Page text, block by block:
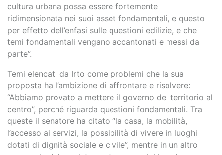
cultura urbana possa essere fortemente
ridimensionata nei suoi asset fondamentali, e questo
per effetto dell’enfasi sulle questioni edilizie, e che
temi fondamentali vengano accantonati e messi da
parte”.
Temi elencati da Irto come problemi che la sua
proposta ha l’ambizione di affrontare e risolvere:
“Abbiamo provato a mettere il governo del territorio al
centro”, perché riguarda questioni fondamentali. Tra
queste il senatore ha citato “la casa, la mobilità,
l’accesso ai servizi, la possibilità di vivere in luoghi
dotati di dignità sociale e civile”, mentre in un altro